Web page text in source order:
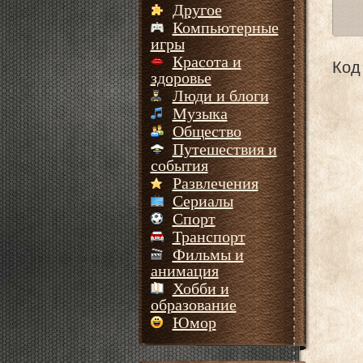
Другое
Компьютерные
игры
Красота и
здоровье
Люди и блоги
Музыка
Общество
Путешествия и
события
Развлечения
Сериалы
Спорт
Транспорт
Фильмы и
анимация
Хобби и
образование
Юмор